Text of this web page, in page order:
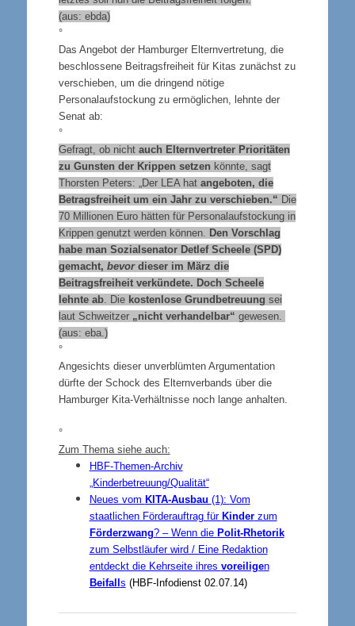
(aus: ebda)
°
Das Angebot der Hamburger Elternvertretung, die
beschlossene Beitragsfreiheit für Kitas zunächst zu
verschieben, um die dringend nötige
Personalaufstockung zu ermöglichen, lehnte der
Senat ab:
°
Gefragt, ob nicht auch Elternvertreter Prioritäten
zu Gunsten der Krippen setzen könnte, sagt
Thorsten Peters: „Der LEA hat angeboten, die
Betragsfreiheit um ein Jahr zu verschieben.“ Die
70 Millionen Euro hätten für Personalaufstockung in
Krippen genutzt werden können. Den Vorschlag
habe man Sozialsenator Detlef Scheele (SPD)
gemacht, bevor dieser im März die
Beitragsfreiheit verkündete. Doch Scheele
lehnte ab. Die kostenlose Grundbetreuung sei
laut Schweitzer „nicht verhandelbar“ gewesen.
(aus: eba.)
°
Angesichts dieser unverblümten Argumentation
dürfte der Schock des Elternverbands über die
Hamburger Kita-Verhältnisse noch lange anhalten.
°
Zum Thema siehe auch:
HBF-Themen-Archiv
„Kinderbetreuung/Qualität“
Neues vom KITA-Ausbau (1): Vom
staatlichen Förderauftrag für Kinderzum
Förderzwang? – Wenn die Polit-Rhetorik
zum Selbstläufer wird / Eine Redaktion
entdeckt die Kehrseite ihres voreiligen
Beifalls (HBF-Infodienst 02.07.14)